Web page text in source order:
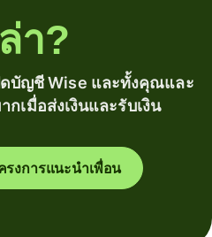
า?
บัญชี Wise และทั้งคุณและ
เมื่อส่งเงินและรับเงิน
รงการแนะนำเพื่อน